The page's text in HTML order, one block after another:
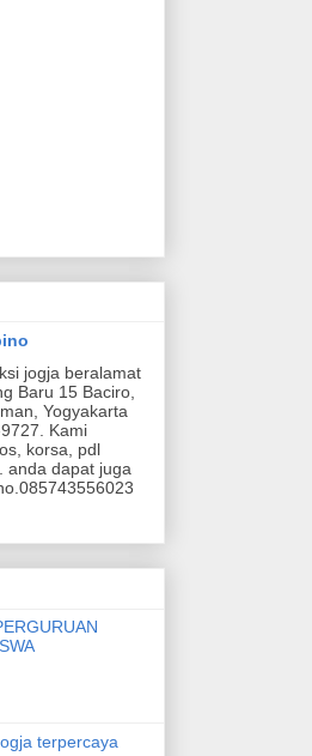
jogja beralamat
Baru 15 Baciro,
Yogyakarta
Kami
korsa, pdl
anda dapat juga
terpercaya